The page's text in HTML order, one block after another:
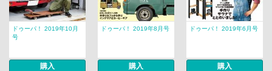
ドゥーパ！ 2019年10月
号
購入
ドゥーパ！ 2019年8月号
購入
ドゥーパ！ 2019年6月号
購入